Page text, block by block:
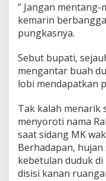
” Jangan
kemarin
pungkasnya.
Sebut bupati,
mengantar buah
lobi mendapatkan
Tak kalah menarik
menyoroti nama
saat sidang MK
Berhadapan,
kebetulan duduk
disisi kanan